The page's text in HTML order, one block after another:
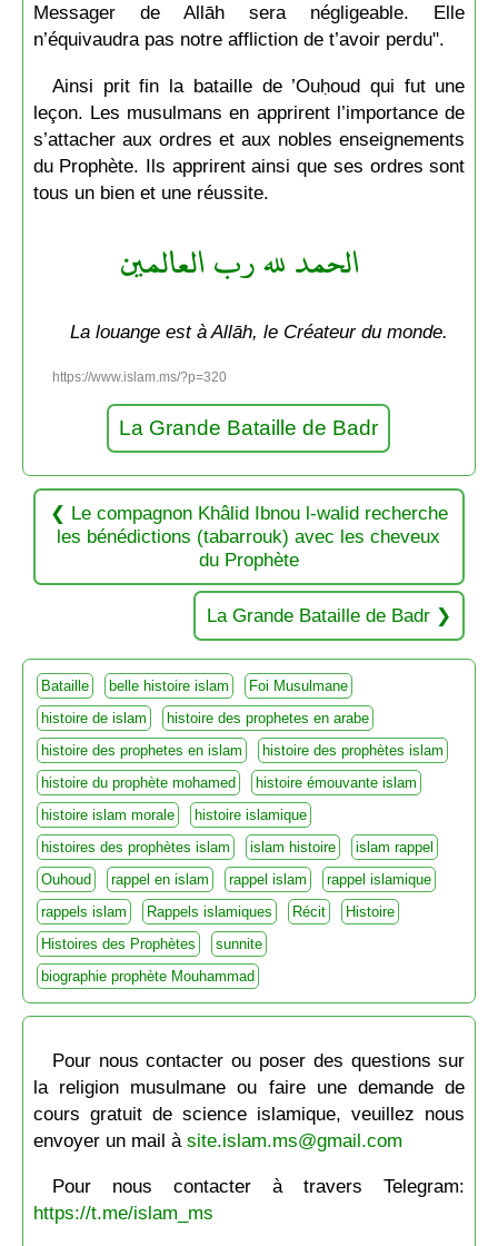
Messager de Allāh sera négligeable. Elle
n’équivaudra pas notre affliction de t’avoir perdu".
Ainsi prit fin la bataille de ’Ouḥoud qui fut une
leçon. Les musulmans en apprirent l’importance de
s’attacher aux ordres et aux nobles enseignements
du Prophète. Ils apprirent ainsi que ses ordres sont
tous un bien et une réussite.
الحمد لله رب العالمين
La louange est à Allāh, le Créateur du monde.
https://www.islam.ms/?p=320
La Grande Bataille de Badr
Le compagnon Khâlid Ibnou l-walid recherche
les bénédictions (tabarrouk) avec les cheveux
du Prophète
La Grande Bataille de Badr
Bataille belle histoire islam
Foi Musulmane
histoire de islam
histoire des prophetes en arabe
histoire des prophetes en islam
histoire des prophètes islam
histoire du prophète mohamed
histoire émouvante islam
histoire islam morale
histoire islamique
histoires des prophètes islam
islam histoire
islam rappel
Ouhoud
rappel en islam rappel islam
rappel islamique
rappels islam
Rappels islamiques Récit
Histoire
Histoires des Prophètes
sunnite
biographie prophète Mouhammad
Pour nous contacter ou poser des questions sur
la religion musulmane ou faire une demande de
cours gratuit de science islamique, veuillez nous
envoyer un mail à site.islam.ms@gmail.com
Pour nous contacter à travers Telegram:
https://t.me/islam_ms